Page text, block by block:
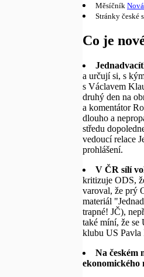
Měsíčník
Stránky české
Co je
a určují si, s
s Václavem
druhý den na
a komentátor
dlouho a
středu
vedoucí relace
prohlášení.
V ČR sílí
kritizuje ODS,
varoval, že prý
materiál
trapné! JČ),
také míní, že se
klubu US Pavla
Na českém
ekonomického